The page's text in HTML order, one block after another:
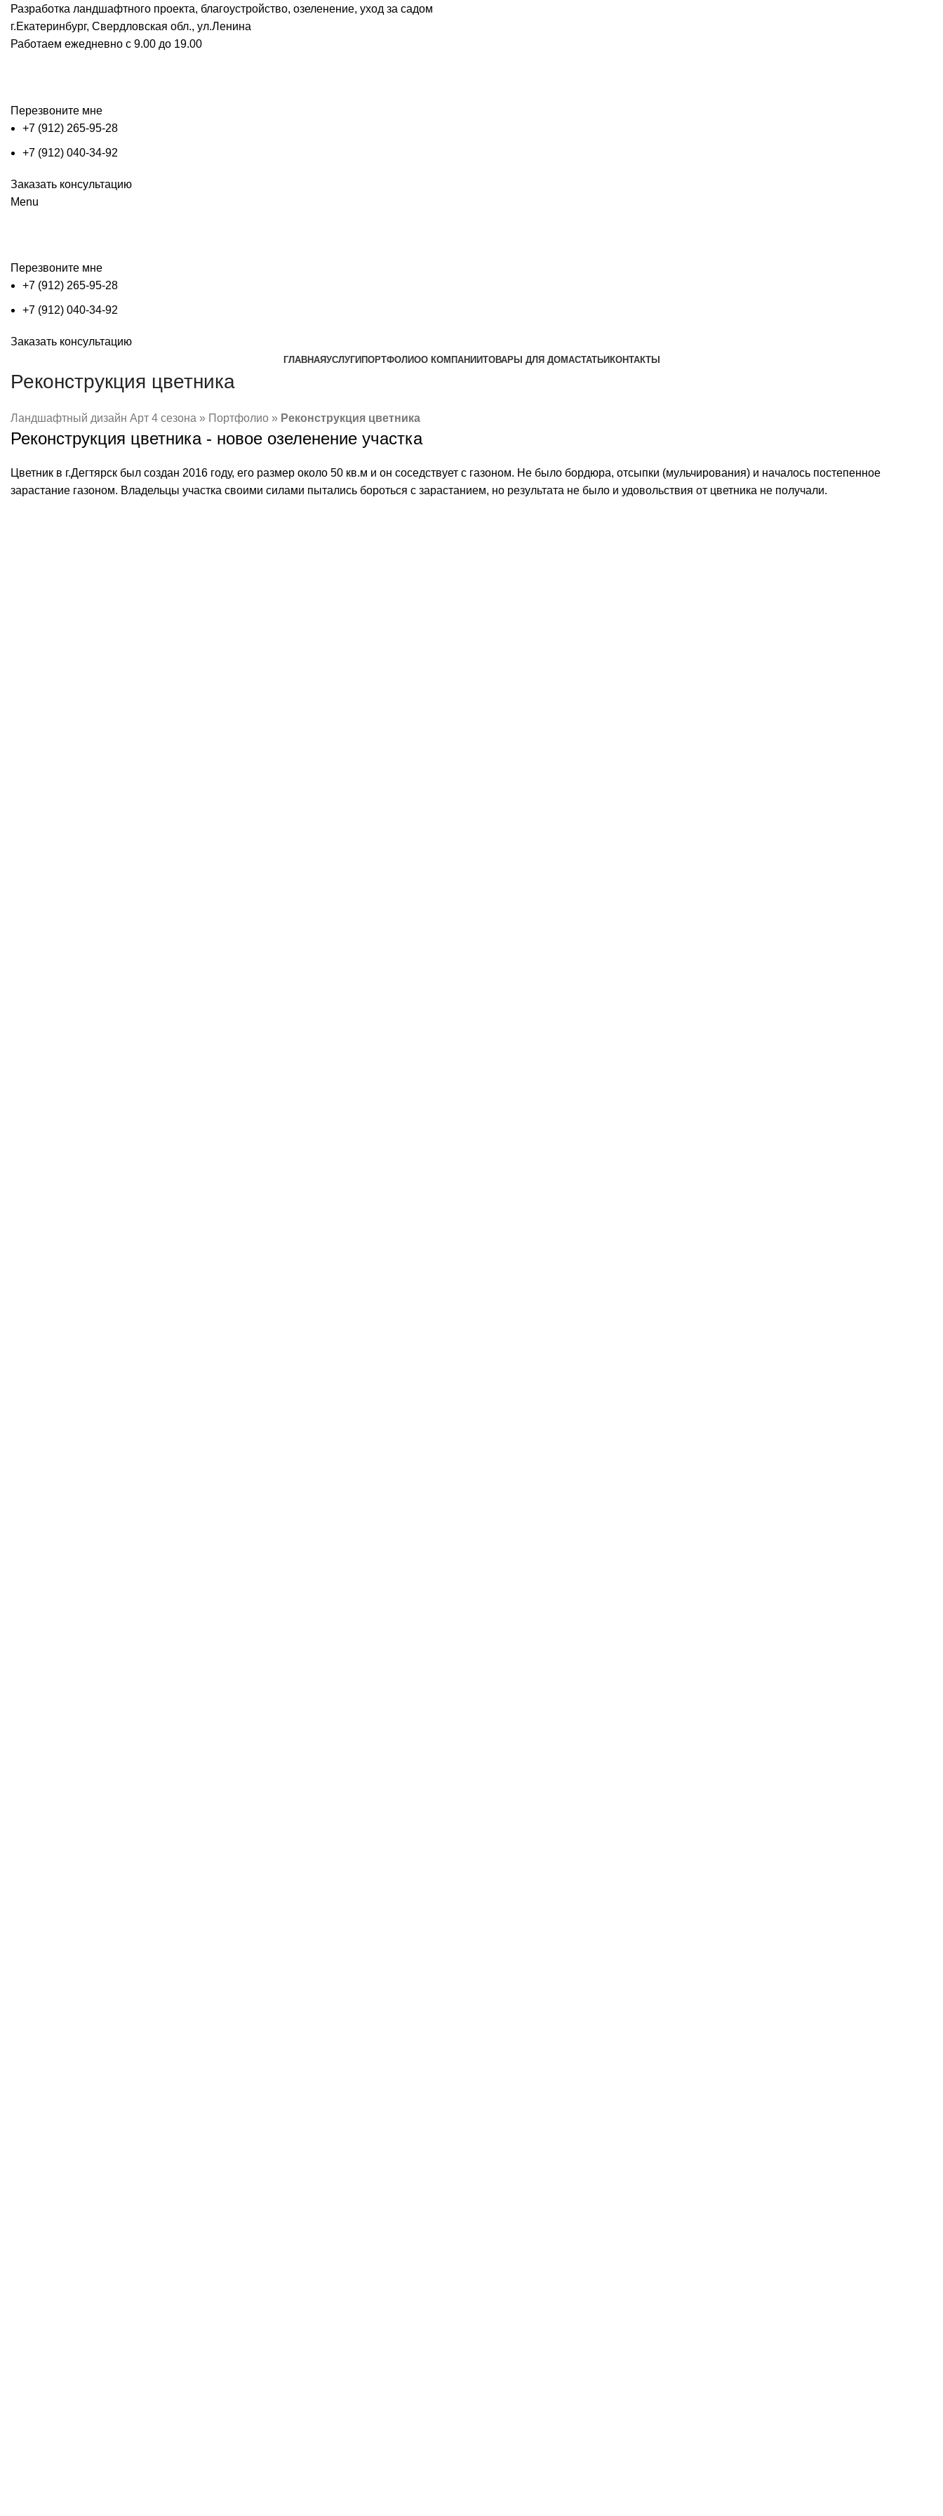
Разработка ландшафтного проекта, благоустройство, озеленение, уход за садом
г.Екатеринбург, Свердловская обл., ул.Ленина
Работаем ежедневно с 9.00 до 19.00
Перезвоните мне
+7 (912) 265-95-28
+7 (912) 040-34-92
Заказать консультацию
Menu
Перезвоните мне
+7 (912) 265-95-28
+7 (912) 040-34-92
Заказать консультацию
ГЛАВНАЯУСЛУГИ ПОРТФОЛИОО КОМПАНИИТОВАРЫ ДЛЯ ДОМАСТАТЬИ КОНТАКТЫ
Реконструкция цветника
Ландшафтный дизайн Арт 4 сезона » Портфолио » Реконструкция цветника
Реконструкция цветника - новое озеленение участка
Цветник в г.Дегтярск был создан 2016 году, его размер около 50 кв.м и он соседствует с газоном. Не было бордюра, отсыпки (мульчирования) и началось постепенное
зарастание газоном. Владельцы участка своими силами пытались бороться с зарастанием, но результата не было и удовольствия от цветника не получали.